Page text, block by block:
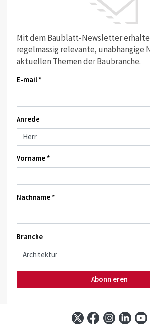
Mit dem Baublatt-Newsletter
regelmässig relevante, unabhängige
aktuellen Themen der Baubranche.
E-mail *
Anrede
Vorname *
Nachname *
Branche
Abonnieren